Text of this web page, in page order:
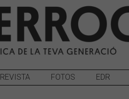
REVISTA FOTOS EDR